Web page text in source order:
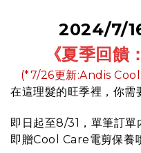
2024/7/
《夏季回饋
(*7/26更新:Andis
在這理髮的旺季裡，你需
即日起至8/31，單筆訂
即贈Cool Care電剪保養